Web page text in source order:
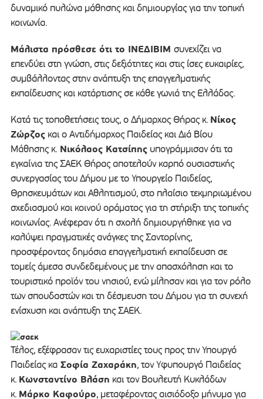
δυναμικό πυλώνα μάθησης και δημιουργίας για την τοπική
κοινωνία.
Μάλιστα πρόσθεσε ότι το ΙΝΕΔΙΒΙΜ συνεχίζει να
επενδύει στη γνώση, στις δεξιότητες και στις ίσες ευκαιρίες,
συμβάλλοντας στην ανάπτυξη της επαγγελματικής
εκπαίδευσης και κατάρτισης σε κάθε γωνιά της Ελλάδας.
Κατά τις τοποθετήσεις τους, ο Δήμαρχος Θήρας κ. Νίκος
Ζώρζοςκαι ο Αντιδήμαρχος Παιδείας και Διά Βίου
Μάθησης κ.Νικόλαος Κατσίπηςυπογράμμισαν ότι τα
εγκαίνια της ΣΑΕΚ Θήρας αποτελούν καρπό ουσιαστικής
συνεργασίας του Δήμου με το Υπουργείο Παιδείας,
Θρησκευμάτων και Αθλητισμού, στο πλαίσιο τεκμηριωμένου
σχεδιασμού και κοινού οράματος για τη στήριξη της τοπικής
κοινωνίας. Ανέφεραν ότι η σχολή δημιουργήθηκε για να
καλύψει πραγματικές ανάγκες της Σαντορίνης,
προσφέροντας δημόσια επαγγελματική εκπαίδευση σε
τομείς άμεσα συνδεδεμένους με την απασχόληση και το
τουριστικό προϊόν του νησιού, ενώ μίλησαν και για τον ρόλο
των σπουδαστών και τη δέσμευση του Δήμου για τη συνεχή
ενίσχυση και ανάπτυξη της ΣΑΕΚ.
Τέλος, εξέφρασαν τις ευχαριστίες τους προς την Υπουργό
Παιδείας καΣοφία Ζαχαράκη, τον Υφυπουργό Παιδείας
κ. Κωνσταντίνο Βλάση και τον Βουλευτή Κυκλάδων
κ. Μάρκο Καφούρο, μεταφέροντας αισιόδοξο μήνυμα για